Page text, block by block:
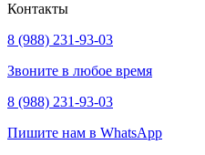
Контакты
8 (988) 231-93-03
Звоните в любое время
8 (988) 231-93-03
Пишите нам в WhatsApp